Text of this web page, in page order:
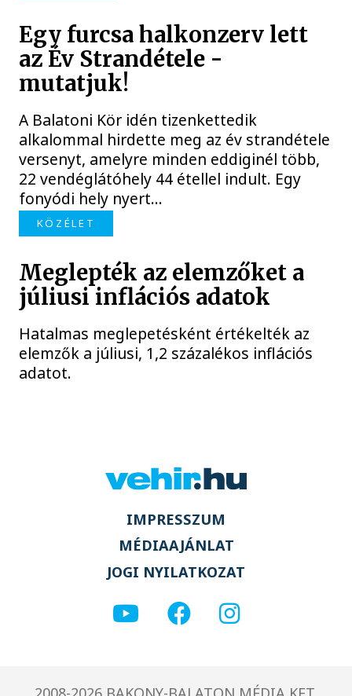
Egy furcsa halkonzerv lett
az Év Strandétele -
mutatjuk!
A Balatoni Kör idén tizenkettedik
alkalommal hirdette meg az év strandétele
versenyt, amelyre minden eddiginél több,
22 vendéglátóhely 44 étellel indult. Egy
fonyódi hely nyert...
KÖZÉLET
Meglepték az elemzőket a
júliusi inflációs adatok
Hatalmas meglepetésként értékelték az
elemzők a júliusi, 1,2 százalékos inflációs
adatot.
IMPRESSZUM
MÉDIAAJÁNLAT
JOGI NYILATKOZAT